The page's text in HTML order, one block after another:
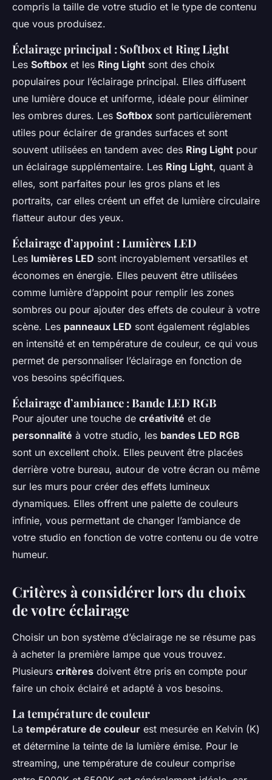
compris la taille de votre studio et le type de contenu
que vous produisez.
Éclairage principal : Softbox et Ring Light
Les Softbox et les Ring Light sont des choix
populaires pour l’éclairage principal. Elles diffusent
une lumière douce et uniforme, idéale pour éliminer
les ombres dures. Les Softbox sont particulièrement
utiles pour éclairer de grandes surfaces et sont
souvent utilisées en tandem avec des Ring Light pour
un éclairage supplémentaire. Les Ring Light, quant à
elles, sont parfaites pour les gros plans et les
portraits, car elles créent un effet de lumière circulaire
flatteur autour des yeux.
Éclairage d’appoint : Lumières LED
Les lumières LED sont incroyablement versatiles et
économes en énergie. Elles peuvent être utilisées
comme lumière d’appoint pour remplir les zones
sombres ou pour ajouter des effets de couleur à votre
scène. Les panneaux LED sont également réglables
en intensité et en température de couleur, ce qui vous
permet de personnaliser l’éclairage en fonction de
vos besoins spécifiques.
Éclairage d’ambiance : Bande LED RGB
Pour ajouter une touche de créativité et de
personnalité à votre studio, les bandes LED RGB
sont un excellent choix. Elles peuvent être placées
derrière votre bureau, autour de votre écran ou même
sur les murs pour créer des effets lumineux
dynamiques. Elles offrent une palette de couleurs
infinie, vous permettant de changer l’ambiance de
votre studio en fonction de votre contenu ou de votre
humeur.
Critères à considérer lors du choix
de votre éclairage
Choisir un bon système d’éclairage ne se résume pas
à acheter la première lampe que vous trouvez.
Plusieurs critères doivent être pris en compte pour
faire un choix éclairé et adapté à vos besoins.
La température de couleur
La température de couleur est mesurée en Kelvin (K)
et détermine la teinte de la lumière émise. Pour le
streaming, une température de couleur comprise